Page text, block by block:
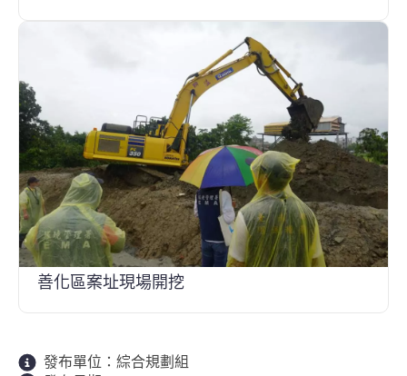
善化區案址現場開挖
發布單位： 綜合規劃組